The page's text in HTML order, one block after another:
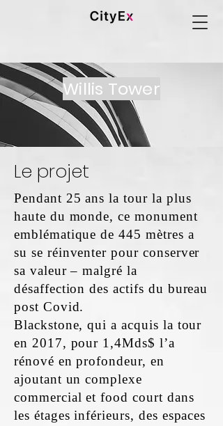
Willis Tower
Le projet
Pendant 25 ans la tour la plus
haute du monde, ce monument
emblématique de 445 mètres a
su se réinventer pour conserver
sa valeur – malgré la
désaffection des actifs du bureau
post Covid.
Blackstone, qui a acquis la tour
en 2017, pour 1,4Mds$ l’a
rénové en profondeur, en
ajoutant un complexe
commercial et food court dans
les étages inférieurs, des espaces